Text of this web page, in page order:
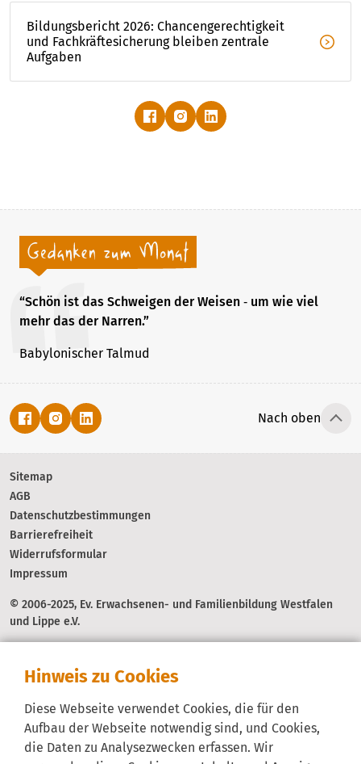
Bildungsbericht 2026: Chancengerechtigkeit
und Fachkräftesicherung bleiben zentrale
Aufgaben
“Schön ist das Schweigen der Weisen ‐ um wie viel
mehr das der Narren.”
Babylonischer Talmud
Nach oben
© 2006-2025, Ev. Erwachsenen- und Familienbildung Westfalen
und Lippe e.V.
Sitemap
AGB
Datenschutzbestimmungen
Barrierefreiheit
Widerrufsformular
Impressum
Hinweis zu Cookies
Diese Webseite verwendet Cookies, die für den
Aufbau der Webseite notwendig sind, und Cookies,
die Daten zu Analysezwecken erfassen. Wir